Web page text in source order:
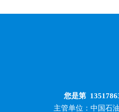
您是第
主管单位：中国石